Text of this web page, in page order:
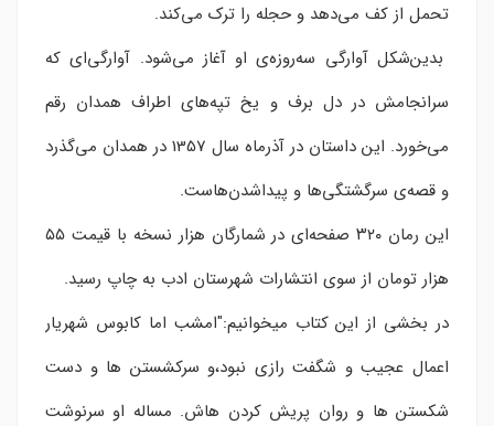
تحمل از کف می‌دهد و حجله را ترک می‌کند.
بدین‌شکل آوارگی سه‌روزه‌ی او آغاز می‌شود. آوارگی‌ای که
سرانجامش در دل برف و یخ تپه‌های اطراف همدان رقم
می‌خورد. این داستان در آذرماه سال 1357 در همدان می‌گذرد
و قصه‌ی سرگشتگی‌ها و پیداشدن‌هاست.
این رمان ۳۲۰ صفحه‌ای در شمارگان هزار نسخه با قیمت ۵۵
هزار تومان از سوی انتشارات شهرستان ادب به چاپ رسید.
در بخشی از این کتاب میخوانیم:"امشب اما کابوس شهریار
اعمال عجیب و شگفت رازی نبود،و سرکشستن ها و دست
شکستن ها و روان پریش کردن هاش. مساله او سرنوشت